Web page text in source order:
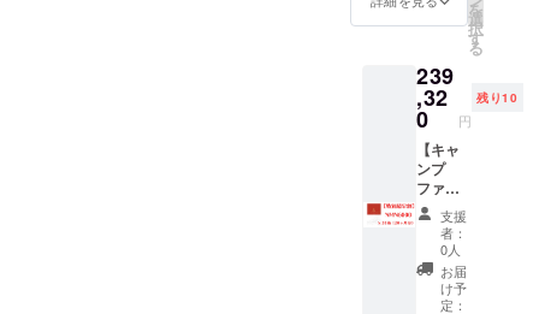
を
選
択
す
る
239
,32
0 円
残り10
【キャ
ンプ
ファイ
ヤー特
別超早
割】数
量限定
NMN60
00 x 20
支援
者：
0人
お届
け予
定：